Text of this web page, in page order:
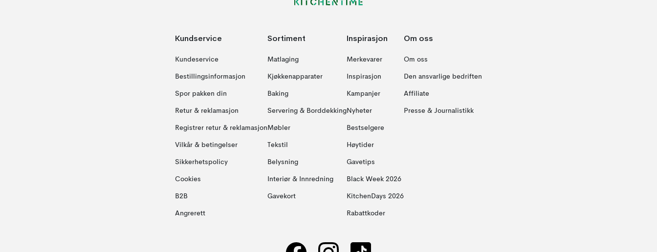
Kundservice
Kundeservice
Bestillingsinformasjon
Spor pakken din
Retur & reklamasjon
Registrer retur & reklamasjon
Vilkår & betingelser
Sikkerhetspolicy
Cookies
B2B
Angrerett
Sortiment
Matlaging
Kjøkkenapparater
Baking
Servering & Borddekking
Møbler
Tekstil
Belysning
Interiør & Innredning
Gavekort
Inspirasjon
Merkevarer
Inspirasjon
Kampanjer
Nyheter
Bestselgere
Høytider
Gavetips
Black Week 2026
KitchenDays 2026
Rabattkoder
Om oss
Om oss
Den ansvarlige bedriften
Affiliate
Presse & Journalistikk